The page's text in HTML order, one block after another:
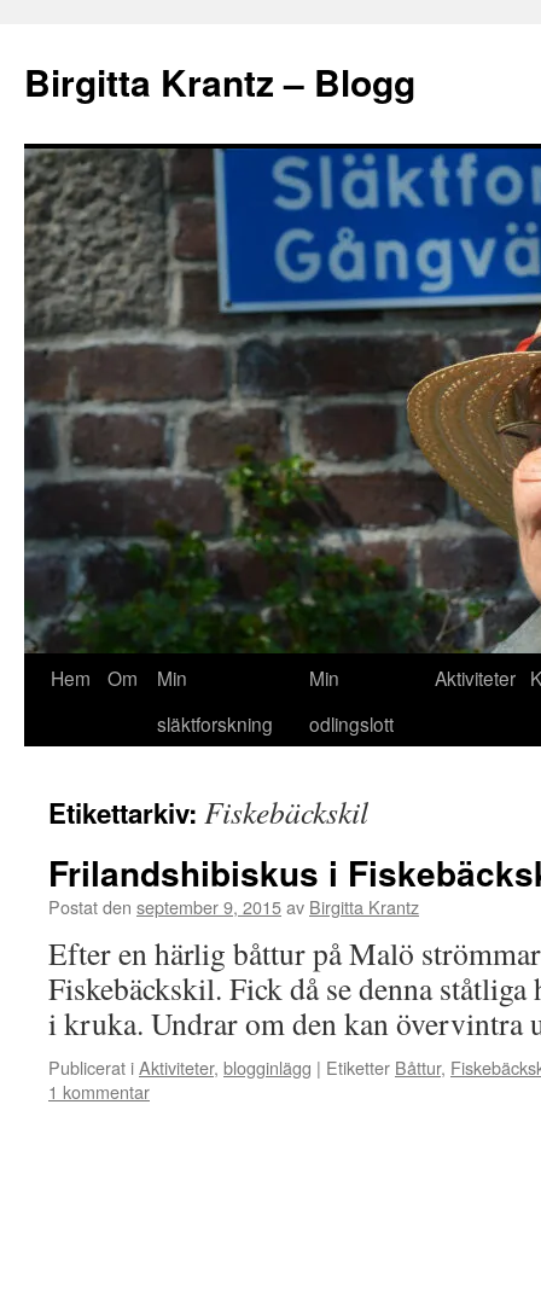
innehåll
Birgitta Krantz – Blogg
Hem Om
Min
släktforskning
Min
odlingslott
Aktiviteter
Etikettarkiv: Fiskebäckskil
Frilandshibiskus i
Postat den september 9, 2015av Birgitta Krantz
Efter en härlig båttur på Malö
Fiskebäckskil. Fick då se denna
i kruka. Undrar om den kan övervintra
Publicerat iAktiviteter, blogginlägg | Etiketter Båttur,
1 kommentar